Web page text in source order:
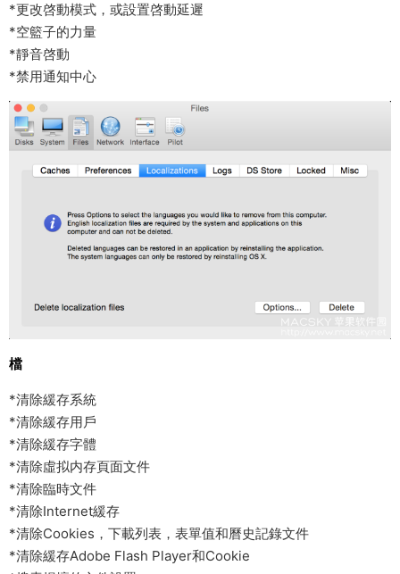
*更改啓動模式，或設置啓動延遲
*空籃子的力量
*靜音啓動
*禁用通知中心
檔
*清除緩存系統
*清除緩存用戶
*清除緩存字體
*清除虛拟内存頁面文件
*清除臨時文件
*清除Internet緩存
*清除Cookies，下載列表，表單值和曆史記錄文件
*清除緩存Adobe Flash Player和Cookie